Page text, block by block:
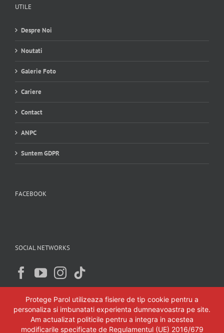
UTILE
Despre Noi
Noutati
Galerie Foto
Cariere
Contact
ANPC
Suntem GDPR
FACEBOOK
SOCIAL NETWORKS
Protege Parol utilizeaza fisiere de tip cookie pentru a
personaliza si imbunatati experienta dumneavoastra pe site.
Am actualizat politicile pentru a integra in acestea
modificarile specificate de Regulamentul (UE) 2016/679